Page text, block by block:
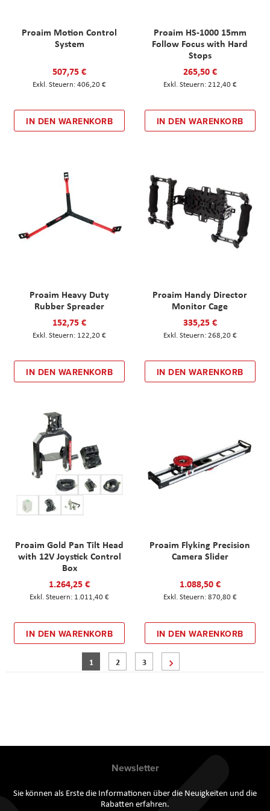
Proaim Motion Control
System
507,75 €
406,20 €
IN DEN WARENKORB
Proaim HS-1000 15mm
Follow Focus with Hard
Stops
265,50 €
212,40 €
IN DEN WARENKORB
Proaim Heavy Duty
Rubber Spreader
152,75 €
122,20 €
IN DEN WARENKORB
Proaim Handy Director
Monitor Cage
335,25 €
268,20 €
IN DEN WARENKORB
Proaim Gold Pan Tilt Head
with 12V Joystick Control
Box
1.264,25 €
1.011,40 €
IN DEN WARENKORB
Proaim Flyking Precision
Camera Slider
1.088,50 €
870,80 €
IN DEN WARENKORB
SeiteSie lesen gerade Seite
1 Seite
2 Seite
3
Newsletter
Sie können als Erste die Informationen über die Neuigkeiten und die
Rabatten erfahren.